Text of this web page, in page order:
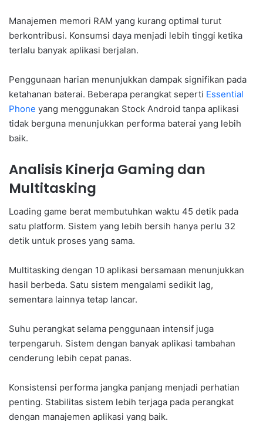
Manajemen memori RAM yang kurang optimal turut
berkontribusi. Konsumsi daya menjadi lebih tinggi ketika
terlalu banyak aplikasi berjalan.
Penggunaan harian menunjukkan dampak signifikan pada
ketahanan baterai. Beberapa perangkat seperti Essential
Phone yang menggunakan Stock Android tanpa aplikasi
tidak berguna menunjukkan performa baterai yang lebih
baik.
Analisis Kinerja Gaming dan
Multitasking
Loading game berat membutuhkan waktu 45 detik pada
satu platform. Sistem yang lebih bersih hanya perlu 32
detik untuk proses yang sama.
Multitasking dengan 10 aplikasi bersamaan menunjukkan
hasil berbeda. Satu sistem mengalami sedikit lag,
sementara lainnya tetap lancar.
Suhu perangkat selama penggunaan intensif juga
terpengaruh. Sistem dengan banyak aplikasi tambahan
cenderung lebih cepat panas.
Konsistensi performa jangka panjang menjadi perhatian
penting. Stabilitas sistem lebih terjaga pada perangkat
dengan manajemen aplikasi yang baik.